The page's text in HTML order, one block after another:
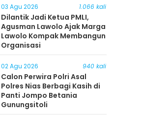
03 Agu 2026 1.066 kali
Dilantik Jadi Ketua PMLI,
Agusman Lawolo Ajak Marga
Lawolo Kompak Membangun
Organisasi
02 Agu 2026 940 kali
Calon Perwira Polri Asal
Polres Nias Berbagi Kasih di
Panti Jompo Betania
Gunungsitoli